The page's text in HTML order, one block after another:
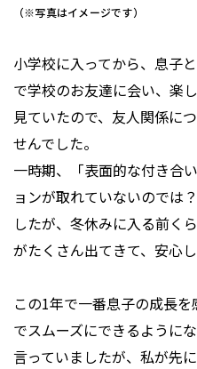
（※写真はイメージです）
小学校に入ってから、息子
で学校のお友達に会い、楽
見ていたので、友人関係に
せんでした。
一時期、「表面的な付き合
ョンが取れていないのでは
したが、冬休みに入る前く
がたくさん出てきて、安心し
この1年で一番息子の成長
でスムーズにできるように
言っていましたが、私が先